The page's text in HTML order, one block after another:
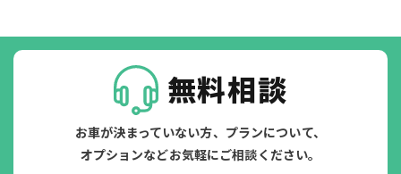
無料相談
お車が決まっていない方、プランについて、
オプションなどお気軽にご相談ください。